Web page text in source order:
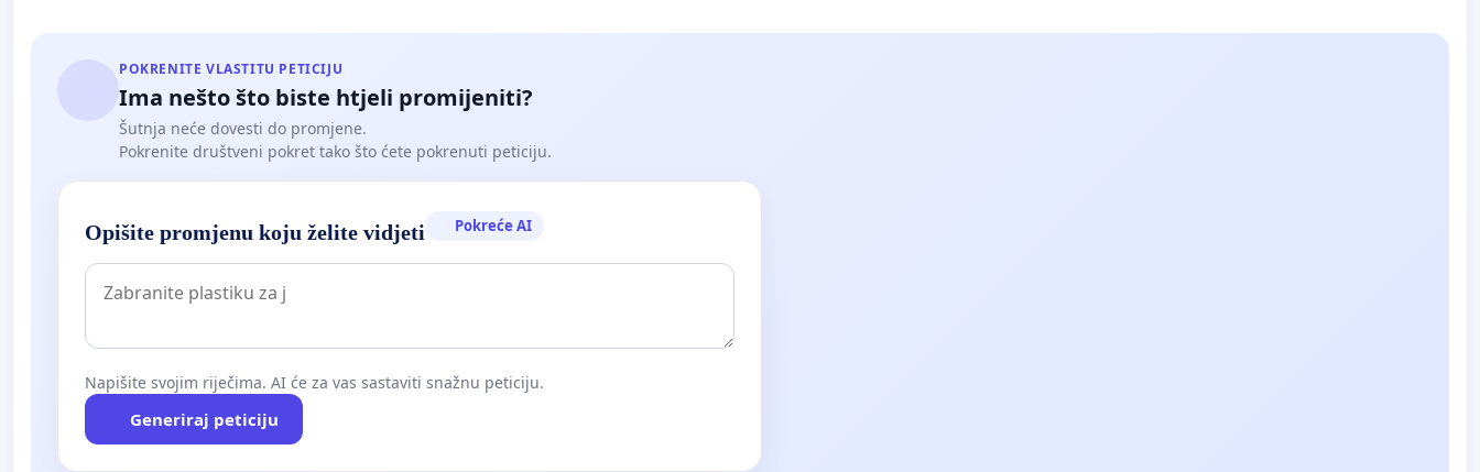
POKRENITE VLASTITU PETICIJU
Ima nešto što biste htjeli promijeniti?
Šutnja neće dovesti do promjene.
Pokrenite društveni pokret tako što ćete pokrenuti peticiju.
Opišite promjenu koju želite vidjeti Pokreće AI
Napišite svojim riječima. AI će za vas sastaviti snažnu peticiju.
Generiraj peticiju